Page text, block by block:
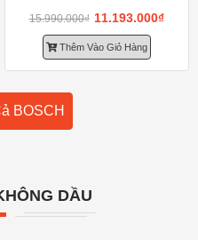
15.990.000₫ 11.193.000₫
Thêm Vào Giỏ Hàng
BOSCH
DẦU